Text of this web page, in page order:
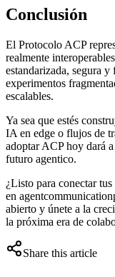
Conclusión
El Protocolo ACP
realmente
estandarizada, segura
experimentos
escalables.
Ya sea que estés
IA en edge o flujos de
adoptar ACP hoy dará
futuro agentico.
¿Listo para conectar
en
abierto y únete a la
la próxima era de
Share this article